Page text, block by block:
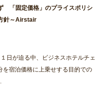
「固定価格」のプライスポリシ
針～Airstair
日が迫る中、ビジネスホテルチェ
を宿泊価格に上乗せする目的での